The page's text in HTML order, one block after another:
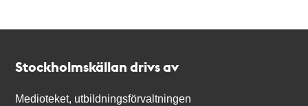
Stockholmskällan drivs av
Medioteket, utbildningsförvaltningen